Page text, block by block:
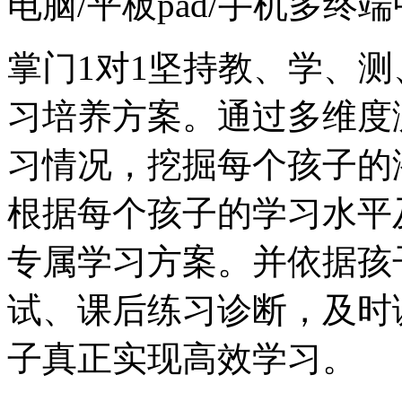
掌门1对1坚持教、学、
习培养方案。通过多维
习情况，挖掘每个孩子
根据每个孩子的学习水
专属学习方案。并依据
试、课后练习诊断，及
子真正实现高效学习。